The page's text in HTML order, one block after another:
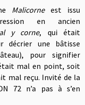
Malicorneest issu
en ancien
y corne, qui était
décrier une bâtisse
pour signifier
mal en point, soit
mal reçu. Invité de la
72 n’a pas à s’en